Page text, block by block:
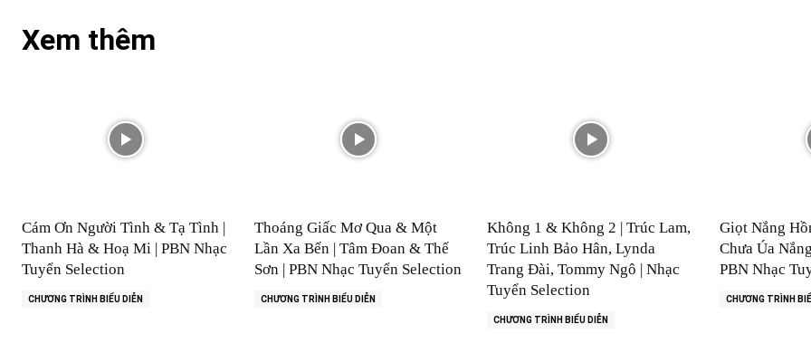
Xem thêm
Cám Ơn Người Tình & Tạ Tình |
Thanh Hà & Hoạ Mi | PBN Nhạc
Tuyển Selection
CHƯƠNG TRÌNH BIỂU DIỄN
Thoáng Giấc Mơ Qua & Một
Lần Xa Bến | Tâm Đoan & Thế
Sơn | PBN Nhạc Tuyển Selection
CHƯƠNG TRÌNH BIỂU DIỄN
Không 1 & Không 2 | Trúc Lam,
Trúc Linh Bảo Hân, Lynda
Trang Đài, Tommy Ngô | Nhạc
Tuyển Selection
CHƯƠNG TRÌNH BIỂU DIỄN
Giọt Nắng
Chưa Úa
PBN Nhạc
CHƯƠNG TRÌNH